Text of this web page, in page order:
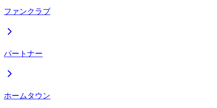
ファンクラブ
パートナー
ホームタウン